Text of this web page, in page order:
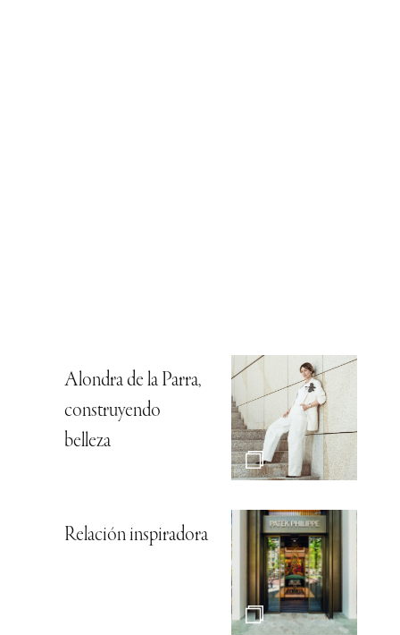
Alondra de la Parra,
construyendo
belleza
Relación inspiradora